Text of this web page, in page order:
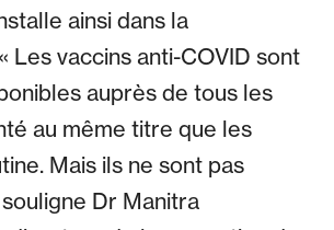
ainsi dans la
Les vaccins anti-COVID sont
auprès de tous les
au même titre que les
Mais ils ne sont pas
Dr Manitra